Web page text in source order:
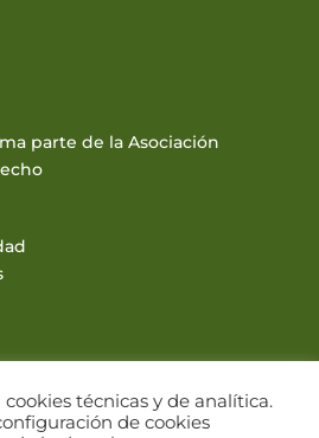
parte de la Asociación
técnicas y de analítica.
de cookies